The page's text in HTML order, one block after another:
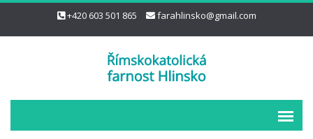
+420 603 501 865 farahlinsko@gmail.com